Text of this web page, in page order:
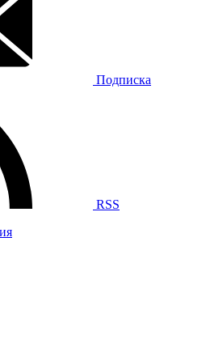
Подписка
RSS